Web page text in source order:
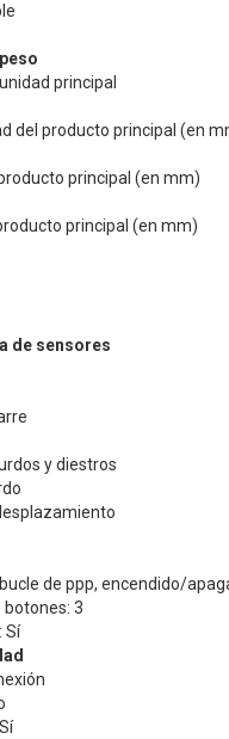
principal
del producto principal (en
principal (en mm)
principal (en mm)
de sensores
y diestros
de ppp, encendido/
botones: 3
Sí